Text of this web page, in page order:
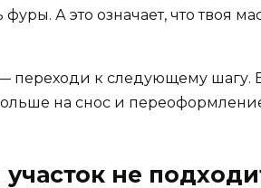
А это означает, что твоя
переходи к следующему
на снос и
не